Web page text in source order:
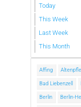
Today
This Week
Last Week
This Month
Affing
Bad Liebenzell
Berlin Berlin-